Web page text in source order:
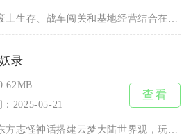
关和基地经营结合在一起，玩家以幸存者身份在崩塌的废土世界搭建
录
2025-05-21
查看
云梦大陆世界观，玩家化身伏妖师游历四方收服各类妖灵，以回合制